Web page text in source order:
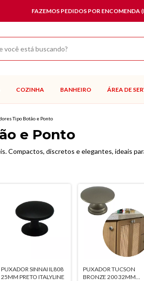
FAZEMOS PEDIDOS POR ENCOMENDA
COZINHA BANHEIRO ÁREA DE
Tipo Botão e Ponto
e Ponto
Compactos, discretos e elegantes, ideais
PUXADOR SINNAI IL808
25MM PRETO ITALYLINE
PUXADOR TUCSON
BRONZE 200 32MM